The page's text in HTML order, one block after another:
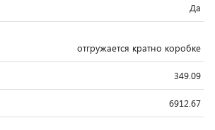
Да
отгружается кратно коробке
349.09
6912.67